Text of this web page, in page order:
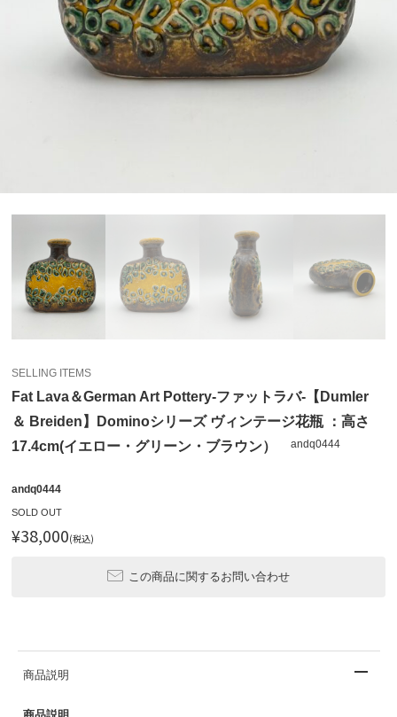
SELLING ITEMS
Fat Lava＆German Art Pottery-ファットラバ-【Dumler
＆ Breiden】Dominoシリーズ ヴィンテージ花瓶 ：高さ
17.4cm(イエロー・グリーン・ブラウン）
andq0444
andq0444
SOLD OUT
¥38,000(税込)
この商品に関するお問い合わせ
商品説明